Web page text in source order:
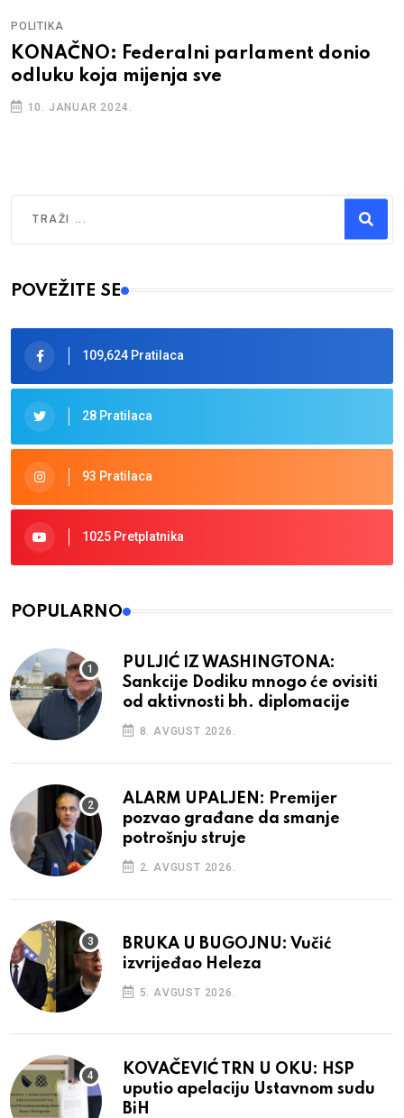
POLITIKA
KONAČNO: Federalni parlament donio
odluku koja mijenja sve
10. JANUAR 2024.
Type 2 or more characters for results.
POVEŽITE SE
109,624 Pratilaca
28 Pratilaca
93 Pratilaca
1025 Pretplatnika
POPULARNO
PULJIĆ IZ WASHINGTONA:
Sankcije Dodiku mnogo će ovisiti
od aktivnosti bh. diplomacije
8. AVGUST 2026.
ALARM UPALJEN: Premijer
pozvao građane da smanje
potrošnju struje
2. AVGUST 2026.
BRUKA U BUGOJNU: Vučić
izvrijeđao Heleza
5. AVGUST 2026.
KOVAČEVIĆ TRN U OKU: HSP
uputio apelaciju Ustavnom sudu
BiH